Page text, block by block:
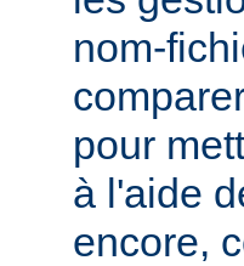
nom-
pour
à l'aide
encore,